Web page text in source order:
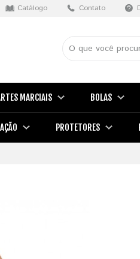
Catálogo Contato
MARCIAIS BOLAS
PROTETORES